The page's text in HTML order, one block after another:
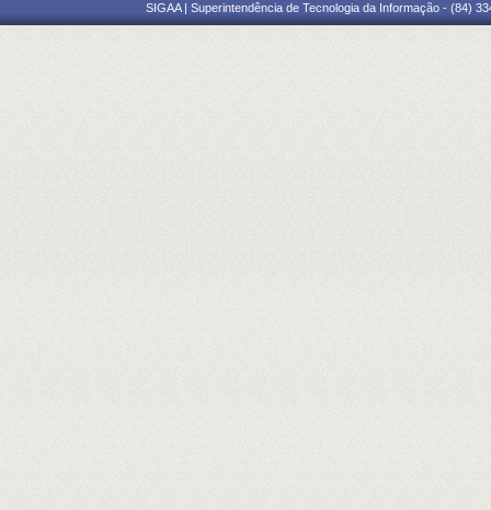
SIGAA | Superintendência de Tecnologia da Informação - (84)